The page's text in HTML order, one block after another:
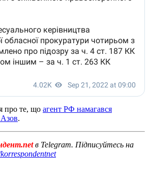
про те, що агент РФ намагався
.
в Telegram. Підписуйтесь на